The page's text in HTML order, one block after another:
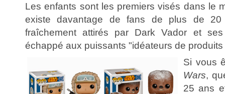
Les enfants sont les premiers visés dans le
existe davantage de fans de plus de
fraîchement attirés par Dark Vador et
échappé aux puissants "idéateurs de
Si vous
Wars,
25 ans